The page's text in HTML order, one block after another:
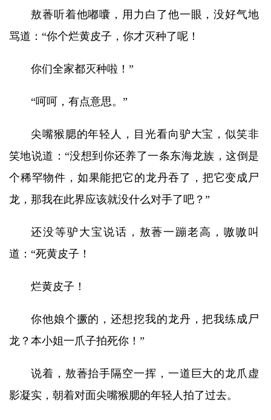
敖萫听着他嘟囔，用力白了他一眼，没好气地
骂道：“你个烂黄皮子，你才灭种了呢！
你们全家都灭种啦！”
“呵呵，有点意思。”
尖嘴猴腮的年轻人，目光看向驴大宝，似笑非
笑地说道：“没想到你还养了一条东海龙族，这倒是
个稀罕物件，如果能把它的龙丹吞了，把它变成尸
龙，那我在此界应该就没什么对手了吧？”
还没等驴大宝说话，敖萫一蹦老高，嗷嗷叫
道：“死黄皮子！
烂黄皮子！
你他娘个撅的，还想挖我的龙丹，把我练成尸
龙？本小姐一爪子拍死你！”
说着，敖萫抬手隔空一挥，一道巨大的龙爪虚
影凝实，朝着对面尖嘴猴腮的年轻人拍了过去。